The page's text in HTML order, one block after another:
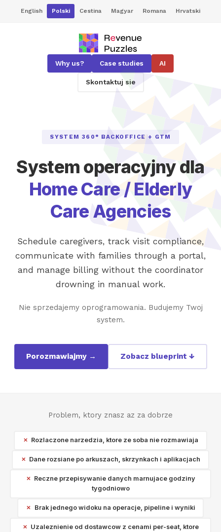
English Polski Cestina Magyar Romana Hrvatski
Why us? Case studies AI
Skontaktuj sie
SYSTEM 360° BACKOFFICE + GTM
System operacyjny dla
Home Care / Elderly
Care Agencies
Schedule caregivers, track visit compliance,
communicate with families through a portal,
and manage billing without the coordinator
drowning in manual work.
Nie sprzedajemy oprogramowania. Budujemy Twoj
system.
Porozmawiajmy → Zobacz blueprint ↓
Problem, ktory znasz az za dobrze
Rozlaczone narzedzia, ktore ze soba nie rozmawiaja
Dane rozsiane po arkuszach, skrzynkach i aplikacjach
Reczne przepisywanie danych marnujace godziny
tygodniowo
Brak jednego widoku na operacje, pipeline i wyniki
Uzaleznienie od dostawcow z cenami per-seat, ktore